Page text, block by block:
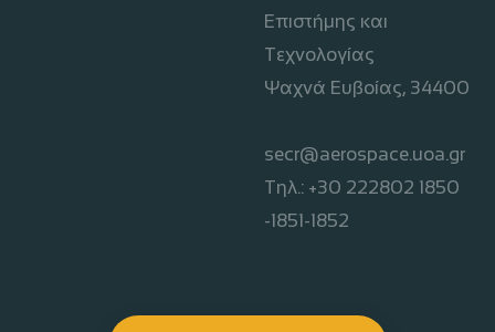
Επιστήμης και
Τεχνολογίας
Ψαχνά Ευβοίας, 34400
secr@aerospace.uoa.gr
Τηλ.: +30 222802 1850
-1851-1852